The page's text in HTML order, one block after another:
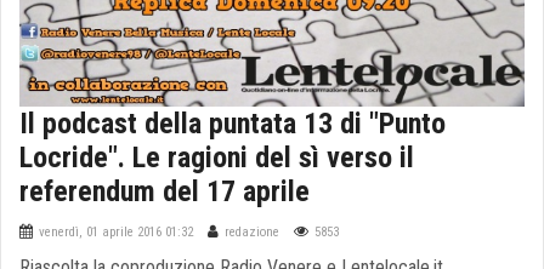
Il podcast della puntata 13 di "Punto
Locride". Le ragioni del sì verso il
referendum del 17 aprile
venerdì, 01 aprile 2016 01:32 redazione 5853